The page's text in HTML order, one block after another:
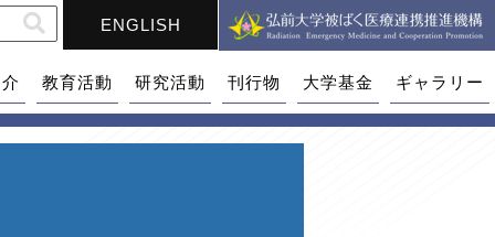
ENGLISH
教育活動 研究活動 刊行物 大学基金 ギャラリー